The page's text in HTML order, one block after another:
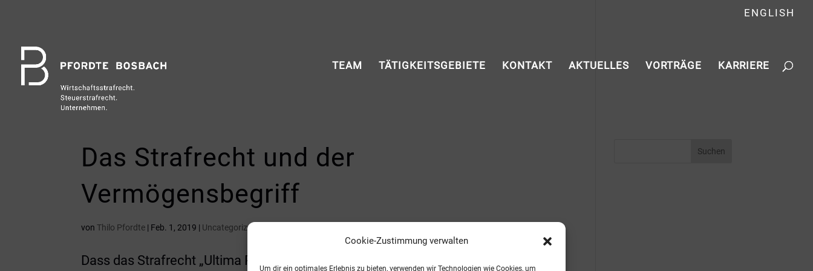
Cookie-Zustimmung verwalten
Um dir ein optimales Erlebnis zu bieten, verwenden wir Technologien wie Cookies, um
ENGLISH
TEAM TÄTIGKEITSGEBIETE KONTAKT AKTUELLES VORTRÄGE KARRIERE
Das Strafrecht und der
Vermögensbegriff
vonThilo Pfordte | Feb. 1, 2019 | Uncategorized
Dass das Strafrecht „Ultima Ratio“ ist und keinesfalls probates Mittel zur Lösung